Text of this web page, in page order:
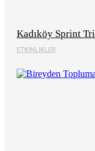
ETKINLIKLER
Kadıköy Sprint